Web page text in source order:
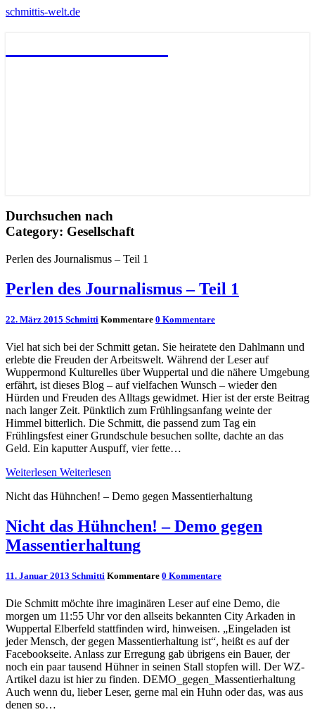
schmittis-welt.de
Durchsuchen nach
Category: Gesellschaft
Perlen des Journalismus – Teil 1
Perlen des Journalismus – Teil 1
22. März 2015 Schmitti Kommentare 0 Kommentare
Viel hat sich bei der Schmitt getan. Sie heiratete den Dahlmann und
erlebte die Freuden der Arbeitswelt. Während der Leser auf
Wuppermond Kulturelles über Wuppertal und die nähere Umgebung
erfährt, ist dieses Blog – auf vielfachen Wunsch – wieder den
Hürden und Freuden des Alltags gewidmet. Hier ist der erste Beitrag
nach langer Zeit. Pünktlich zum Frühlingsanfang weinte der
Himmel bitterlich. Die Schmitt, die passend zum Tag ein
Frühlingsfest einer Grundschule besuchen sollte, dachte an das
Geld. Ein kaputter Auspuff, vier fette…
Weiterlesen Weiterlesen
Nicht das Hühnchen! – Demo gegen Massentierhaltung
Nicht das Hühnchen! – Demo gegen
Massentierhaltung
11. Januar 2013 Schmitti Kommentare 0 Kommentare
Die Schmitt möchte ihre imaginären Leser auf eine Demo, die
morgen um 11:55 Uhr vor den allseits bekannten City Arkaden in
Wuppertal Elberfeld stattfinden wird, hinweisen. „Eingeladen ist
jeder Mensch, der gegen Massentierhaltung ist“, heißt es auf der
Facebookseite. Anlass zur Erregung gab übrigens ein Bauer, der
noch ein paar tausend Hühner in seinen Stall stopfen will. Der WZ-
Artikel dazu ist hier zu finden. DEMO_gegen_Massentierhaltung
Auch wenn du, lieber Leser, gerne mal ein Huhn oder das, was aus
denen so…